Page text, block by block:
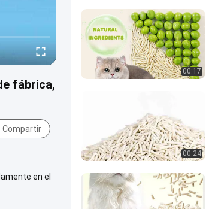
fábrica,
Compartir
en el
00:17
00:24